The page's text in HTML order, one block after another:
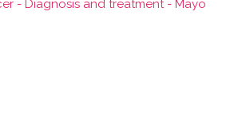
- Diagnosis and treatment - Mayo